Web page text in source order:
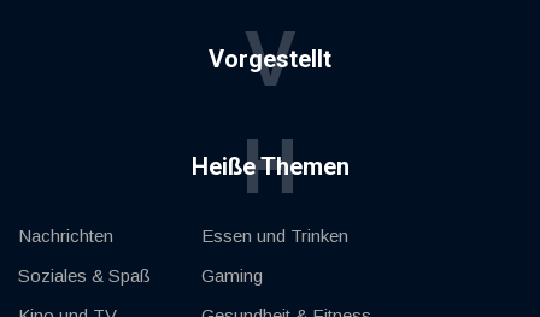
Vorgestellt
V
Heiße Themen
H
Nachrichten
Soziales & Spaß
Essen und Trinken
Gaming